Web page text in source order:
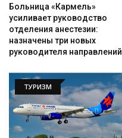
Больница «Кармель»
усиливает руководство
отделения анестезии:
назначены три новых
руководителя направлений
ТУРИЗМ